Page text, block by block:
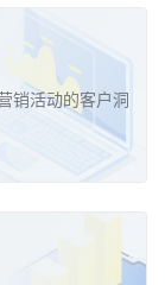
销活动的客户洞